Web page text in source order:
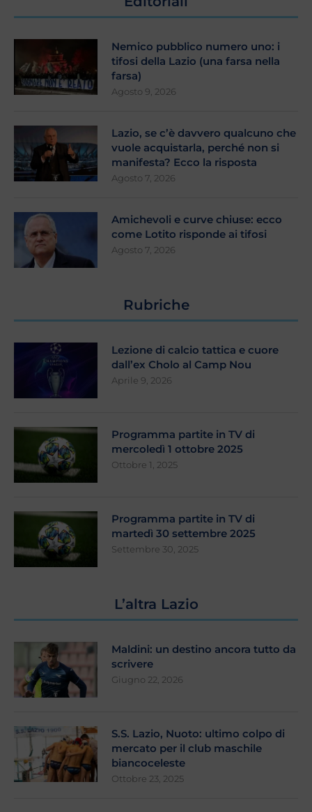
Nemico pubblico numero uno: i
tifosi della Lazio (una farsa nella
farsa)
Agosto 9, 2026
Lazio, se c’è davvero qualcuno che
vuole acquistarla, perché non si
manifesta? Ecco la risposta
Agosto 7, 2026
Amichevoli e curve chiuse: ecco
come Lotito risponde ai tifosi
Agosto 7, 2026
Rubriche
Lezione di calcio tattica e cuore
dall’ex Cholo al Camp Nou
Aprile 9, 2026
Programma partite in TV di
mercoledì 1 ottobre 2025
Ottobre 1, 2025
Programma partite in TV di
martedì 30 settembre 2025
Settembre 30, 2025
L’altra Lazio
Maldini: un destino ancora tutto da
scrivere
Giugno 22, 2026
S.S. Lazio, Nuoto: ultimo colpo di
mercato per il club maschile
biancoceleste
Ottobre 23, 2025